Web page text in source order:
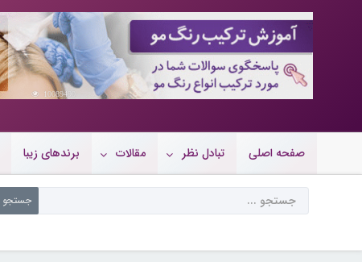
10089490
صفحه اصلی تبادل نظر مقالات برندهای زیبا